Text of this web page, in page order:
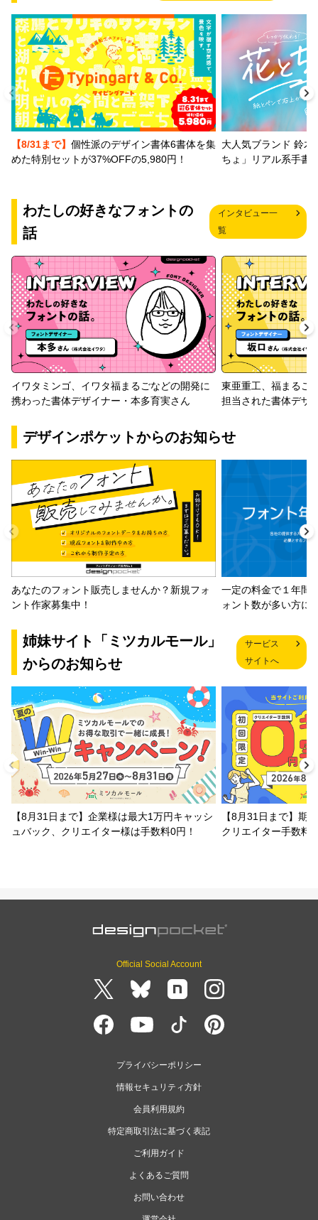
【8/31まで】 個性派のデザイン書体6書体を集
めた特別セットが37%OFFの5,980円！
大人気ブランド 鈴木
ちょ」リアル系手書
わたしの好きなフォントの
話
インタビュー一
覧
イワタミンゴ、イワタ福まるごなどの開発に
携わった書体デザイナー・本多育実さん
東亜重工、福まるご
担当された書体デザ
デザインポケットからのお知らせ
あなたのフォント販売しませんか？新規フォ
ント作家募集中！
一定の料金で１年間
ォント数が多い方に
姉妹サイト「ミツカルモール」
からのお知らせ
サービス
サイトへ
【8月31日まで】企業様は最大1万円キャッシ
ュバック、クリエイター様は手数料0円！
【8月31日まで】期
クリエイター手数料
Official Social Account
プライバシーポリシー
情報セキュリティ方針
会員利用規約
特定商取引法に基づく表記
ご利用ガイド
よくあるご質問
お問い合わせ